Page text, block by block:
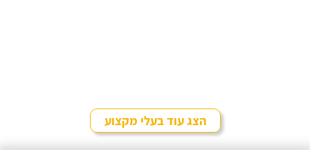
הצג עוד בעלי מקצוע